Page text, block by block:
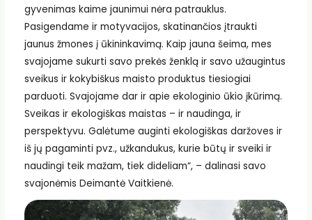
gyvenimas kaime jaunimui nėra patrauklus.
Pasigendame ir motyvacijos, skatinančios įtraukti
jaunus žmones į ūkininkavimą. Kaip jauna šeima, mes
svajojame sukurti savo prekės ženklą ir savo užaugintus
sveikus ir kokybiškus maisto produktus tiesiogiai
parduoti. Svajojame dar ir apie ekologinio ūkio įkūrimą.
Sveikas ir ekologiškas maistas – ir naudinga, ir
perspektyvu. Galėtume auginti ekologiškas daržoves ir
iš jų pagaminti pvz., užkandukus, kurie būtų ir sveiki ir
naudingi teik mažam, tiek dideliam“, – dalinasi savo
svajonėmis Deimantė Vaitkienė.